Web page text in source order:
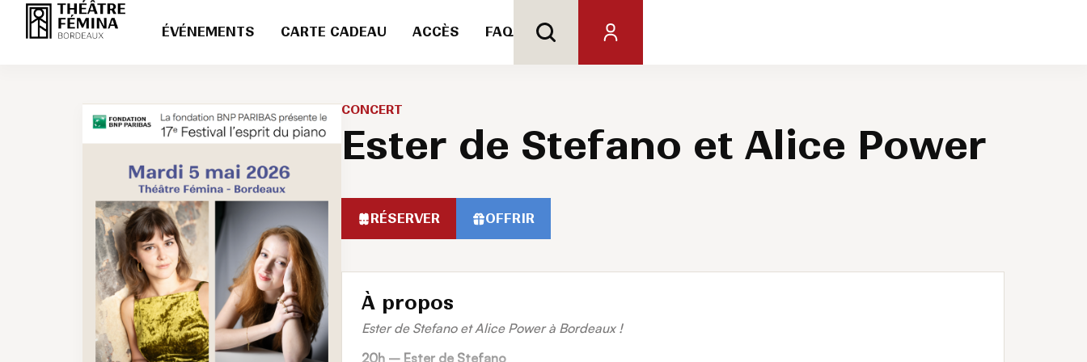
ÉVÉNEMENTS CARTE CADEAU ACCÈS FAQ
CONCERT
Ester de Stefano et Alice Power
RÉSERVER OFFRIR
À propos
Ester de Stefano et Alice Power à Bordeaux !
20h – Ester de Stefano